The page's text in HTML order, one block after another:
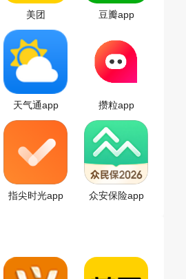
美团 豆瓣app
天气通app 攒粒app
指尖时光app 众安保险app